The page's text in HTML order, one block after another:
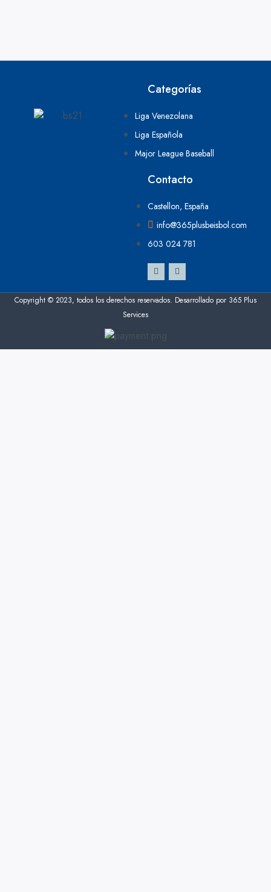
Categorías
Liga Venezolana
Liga Española
Major League Baseball
Contacto
Castellon, España
info@365plusbeisbol.com
603 024 781
Copyright © 2023, todos los derechos reservados. Desarrollado por 365 Plus
Services